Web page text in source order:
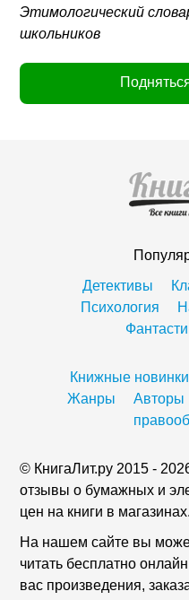
Этимологический
школьников
Детективы
Психология
Книжные новинки
Жанры
Авторы
© КнигаЛит.ру 2015 -
отзывы о бумажных и
цен на книги в магазинах.
На нашем сайте вы
читать бесплатно
вас произведения,